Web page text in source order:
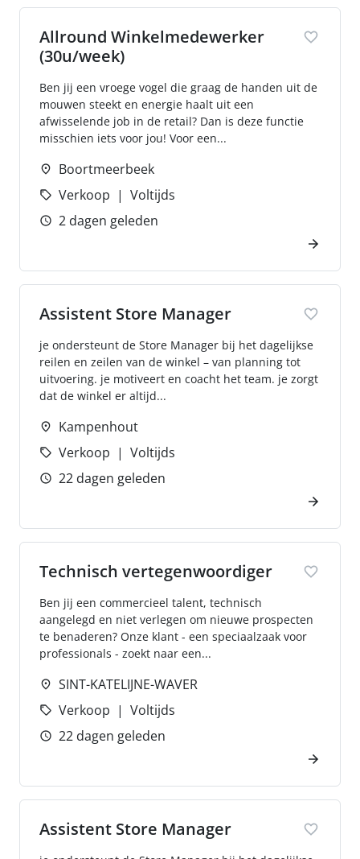
Allround Winkelmedewerker
(30u/week)
Ben jij een vroege vogel die graag de handen uit de
mouwen steekt en energie haalt uit een
afwisselende job in de retail? Dan is deze functie
misschien iets voor jou! Voor een...
Boortmeerbeek
Verkoop
Voltijds
2 dagen geleden
Assistent Store Manager
je ondersteunt de Store Manager bij het dagelijkse
reilen en zeilen van de winkel – van planning tot
uitvoering. je motiveert en coacht het team. je zorgt
dat de winkel er altijd...
Kampenhout
Verkoop
Voltijds
22 dagen geleden
Technisch vertegenwoordiger
Ben jij een commercieel talent, technisch
aangelegd en niet verlegen om nieuwe prospecten
te benaderen? Onze klant - een speciaalzaak voor
professionals - zoekt naar een...
SINT-KATELIJNE-WAVER
Verkoop
Voltijds
22 dagen geleden
Assistent Store Manager